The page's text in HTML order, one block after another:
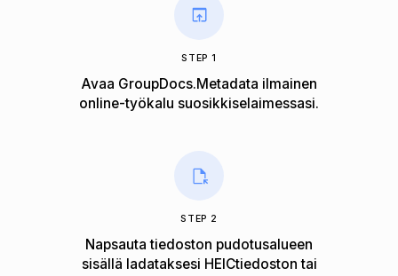
STEP 1
Avaa GroupDocs.Metadata ilmainen
online-työkalu suosikkiselaimessasi.
STEP 2
Napsauta tiedoston pudotusalueen
sisällä ladataksesi HEICtiedoston tai